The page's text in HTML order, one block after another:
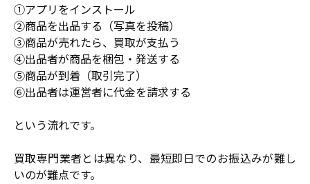
①アプリをインストール
②商品を出品する（写真を投稿）
③商品が売れたら、買取が支払う
④出品者が商品を梱包・発送する
⑤商品が到着（取引完了）
⑥出品者は運営者に代金を請求する
という流れです。
買取専門業者とは異なり、最短即日でのお振込みが難し
いのが難点です。